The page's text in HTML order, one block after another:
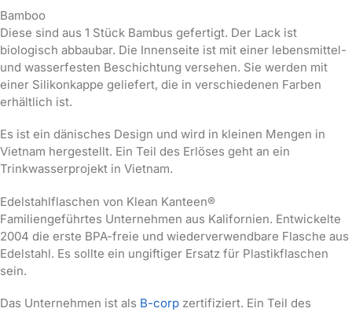
Bamboo
Diese sind aus 1 Stück Bambus gefertigt. Der Lack ist
biologisch abbaubar. Die Innenseite ist mit einer lebensmittel-
und wasserfesten Beschichtung versehen. Sie werden mit
einer Silikonkappe geliefert, die in verschiedenen Farben
erhältlich ist.
Es ist ein dänisches Design und wird in kleinen Mengen in
Vietnam hergestellt. Ein Teil des Erlöses geht an ein
Trinkwasserprojekt in Vietnam.
Edelstahlflaschen von Klean Kanteen®
Familiengeführtes Unternehmen aus Kalifornien. Entwickelte
2004 die erste BPA-freie und wiederverwendbare Flasche aus
Edelstahl. Es sollte ein ungiftiger Ersatz für Plastikflaschen
sein.
Das Unternehmen ist als B-corp zertifiziert. Ein Teil des